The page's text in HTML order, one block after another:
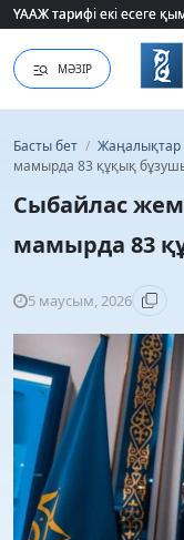
ҮААЖ тарифі екі есеге
ҮААЖ тарифі екі есеге
МӘЗІР
Басты бет / Жаңалықтар
мамырда 83 құқық
Сыбайлас
мамырда 83
5 маусым, 2026